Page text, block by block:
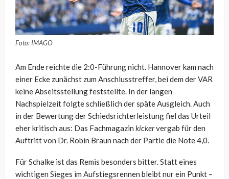
Foto: IMAGO
Am Ende reichte die 2:0-Führung nicht. Hannover kam nach
einer Ecke zunächst zum Anschlusstreffer, bei dem der VAR
keine Abseitsstellung feststellte. In der langen
Nachspielzeit folgte schließlich der späte Ausgleich. Auch
in der Bewertung der Schiedsrichterleistung fiel das Urteil
eher kritisch aus: Das Fachmagazin kickervergab für den
Auftritt von Dr. Robin Braun nach der Partie die Note 4,0.
Für Schalke ist das Remis besonders bitter. Statt eines
wichtigen Sieges im Aufstiegsrennen bleibt nur ein Punkt –